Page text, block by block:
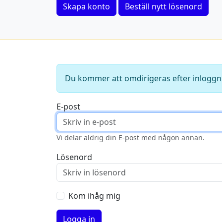
Skapa konto Beställ nytt lösenord
Du kommer att omdirigeras efter
E-post
Vi delar aldrig din E-post med någon annan.
Lösenord
Kom ihåg mig